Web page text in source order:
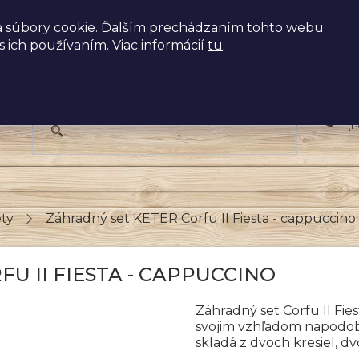
súbory cookie. Ďalším prechádzaním tohto webu
ich používaním. Viac informácií tu.
Záhradný set KETER Corfu II Fiesta - cappuccino
II FIESTA - CAPPUCCINO
Záhradný set Corfu II
svojim vzhľadom
skladá z dvoch kresiel,